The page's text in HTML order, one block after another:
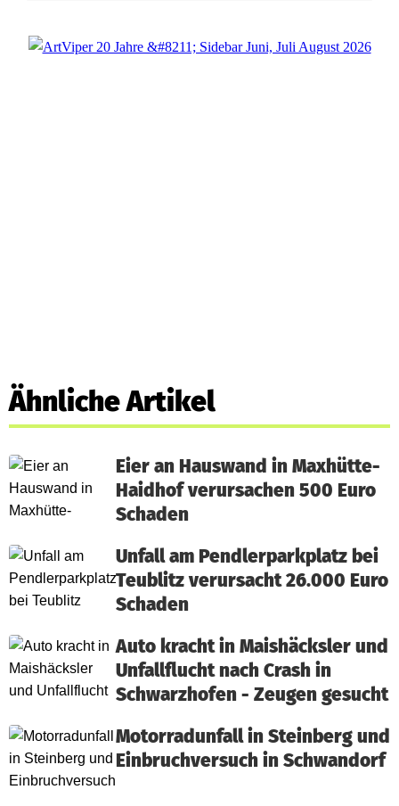
Ähnliche Artikel
Eier an Hauswand in Maxhütte-
Haidhof verursachen 500 Euro
Schaden
Unfall am Pendlerparkplatz bei
Teublitz verursacht 26.000 Euro
Schaden
Auto kracht in Maishäcksler und
Unfallflucht nach Crash in
Schwarzhofen - Zeugen gesucht
Motorradunfall in Steinberg und
Einbruchversuch in Schwandorf